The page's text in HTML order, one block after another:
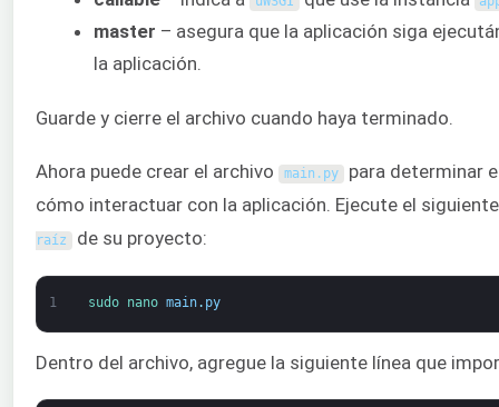
master – asegura que la aplicación siga
la aplicación.
Guarde y cierre el archivo cuando haya terminado.
Ahora puede crear el archivo main . py para determinar
cómo interactuar con la aplicación. Ejecute el
raíz de su proyecto:
1 sudo nano main. py
Dentro del archivo, agregue la siguiente línea que